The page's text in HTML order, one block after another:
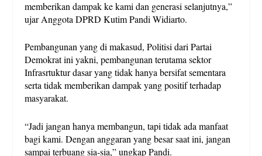
memberikan dampak ke kami dan generasi selanjutnya,”
ujar Anggota DPRD Kutim Pandi Widiarto.
Pembangunan yang di makasud, Politisi dari Partai
Demokrat ini yakni, pembangunan terutama sektor
Infrasrtuktur dasar yang tidak hanya bersifat sementara
serta tidak memberikan dampak yang positif terhadap
masyarakat.
“Jadi jangan hanya membangun, tapi tidak ada manfaat
bagi kami. Dengan anggaran yang besar saat ini, jangan
sampai terbuang sia-sia,” ungkap Pandi.